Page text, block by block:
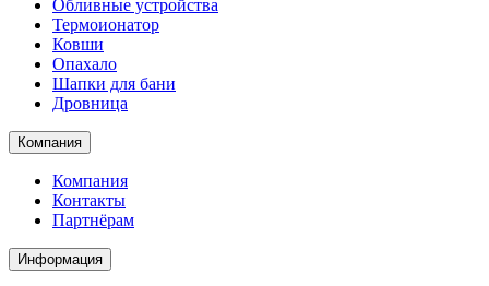
Обливные устройства
Термоионатор
Ковши
Опахало
Шапки для бани
Дровница
Компания
Компания
Контакты
Партнёрам
Информация